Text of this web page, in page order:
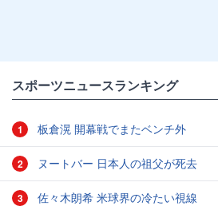
スポーツニュースランキング
1 板倉滉 開幕戦でまたベンチ外
2 ヌートバー 日本人の祖父が死去
3 佐々木朗希 米球界の冷たい視線